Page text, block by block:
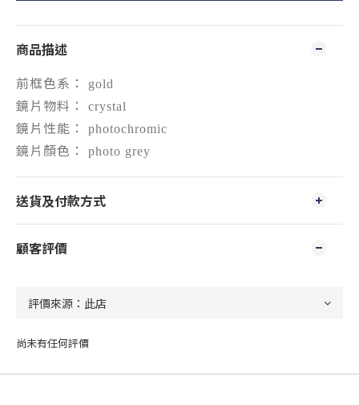
商品描述
前框色系：
gold
鏡片物料： crystal
鏡片性能： photochromic
鏡片顏色： photo grey
送貨及付款方式
顧客評價
尚未有任何評價